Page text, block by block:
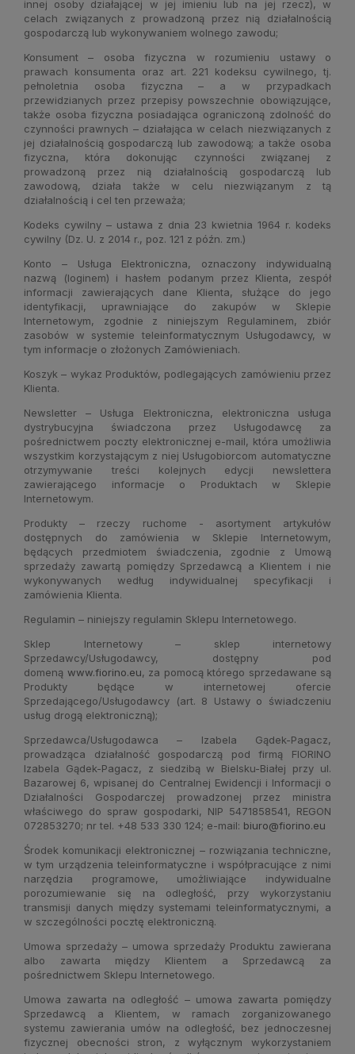
innej osoby działającej w jej imieniu lub na jej rzecz), w
celach związanych z prowadzoną przez nią działalnością
gospodarczą lub wykonywaniem wolnego zawodu;
Konsument – osoba fizyczna w rozumieniu ustawy o
prawach konsumenta oraz art. 221 kodeksu cywilnego, tj.
pełnoletnia osoba fizyczna – a w przypadkach
przewidzianych przez przepisy powszechnie obowiązujące,
także osoba fizyczna posiadająca ograniczoną zdolność do
czynności prawnych – działająca w celach niezwiązanych z
jej działalnością gospodarczą lub zawodową; a także osoba
fizyczna, która dokonując czynności związanej z
prowadzoną przez nią działalnością gospodarczą lub
zawodową, działa także w celu niezwiązanym z tą
działalnością i cel ten przeważa;
Kodeks cywilny – ustawa z dnia 23 kwietnia 1964 r. kodeks
cywilny (Dz. U. z 2014 r., poz. 121 z późn. zm.)
Konto – Usługa Elektroniczna, oznaczony indywidualną
nazwą (loginem) i hasłem podanym przez Klienta, zespół
informacji zawierających dane Klienta, służące do jego
identyfikacji, uprawniające do zakupów w Sklepie
Internetowym, zgodnie z niniejszym Regulaminem, zbiór
zasobów w systemie teleinformatycznym Usługodawcy, w
tym informacje o złożonych Zamówieniach.
Koszyk – wykaz Produktów, podlegających zamówieniu przez
Klienta.
Newsletter – Usługa Elektroniczna, elektroniczna usługa
dystrybucyjna świadczona przez Usługodawcę za
pośrednictwem poczty elektronicznej e-mail, która umożliwia
wszystkim korzystającym z niej Usługobiorcom automatyczne
otrzymywanie treści kolejnych edycji newslettera
zawierającego informacje o Produktach w Sklepie
Internetowym.
Produkty – rzeczy ruchome - asortyment artykułów
dostępnych do zamówienia w Sklepie Internetowym,
będących przedmiotem świadczenia, zgodnie z Umową
sprzedaży zawartą pomiędzy Sprzedawcą a Klientem i nie
wykonywanych według indywidualnej specyfikacji i
zamówienia Klienta.
Regulamin – niniejszy regulamin Sklepu Internetowego.
Sklep Internetowy – sklep internetowy
Sprzedawcy/Usługodawcy, dostępny pod
domeną www.fiorino.eu, za pomocą którego sprzedawane są
Produkty będące w internetowej ofercie
Sprzedającego/Usługodawcy (art. 8 Ustawy o świadczeniu
usług drogą elektroniczną);
Sprzedawca/Usługodawca – Izabela Gądek-Pagacz,
prowadząca działalność gospodarczą pod firmą FIORINO
Izabela Gądek-Pagacz, z siedzibą w Bielsku-Białej przy ul.
Bazarowej 6, wpisanej do Centralnej Ewidencji i Informacji o
Działalności Gospodarczej prowadzonej przez ministra
właściwego do spraw gospodarki, NIP 5471858541, REGON
072853270; nr tel. +48 533 330 124; e-mail: biuro@fiorino.eu
Środek komunikacji elektronicznej – rozwiązania techniczne,
w tym urządzenia teleinformatyczne i współpracujące z nimi
narzędzia programowe, umożliwiające indywidualne
porozumiewanie się na odległość, przy wykorzystaniu
transmisji danych między systemami teleinformatycznymi, a
w szczególności pocztę elektroniczną.
Umowa sprzedaży – umowa sprzedaży Produktu zawierana
albo zawarta między Klientem a Sprzedawcą za
pośrednictwem Sklepu Internetowego.
Umowa zawarta na odległość – umowa zawarta pomiędzy
Sprzedawcą a Klientem, w ramach zorganizowanego
systemu zawierania umów na odległość, bez jednoczesnej
fizycznej obecności stron, z wyłącznym wykorzystaniem